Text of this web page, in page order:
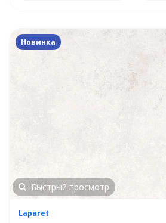
Новинка
Быстрый просмотр
Laparet